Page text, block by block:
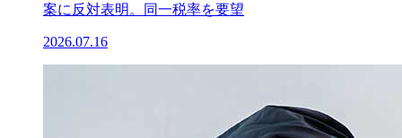
案に反対表明。同一税率を要望
2026.07.16